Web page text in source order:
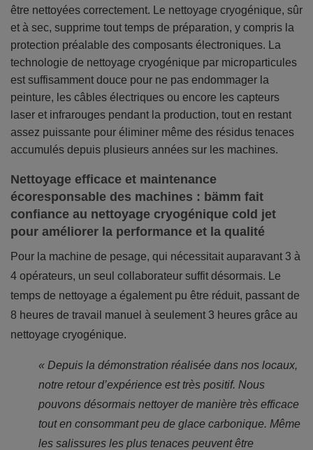
être nettoyées correctement. Le nettoyage cryogénique, sûr
et à sec, supprime tout temps de préparation, y compris la
protection préalable des composants électroniques. La
technologie de nettoyage cryogénique par microparticules
est suffisamment douce pour ne pas endommager la
peinture, les câbles électriques ou encore les capteurs
laser et infrarouges pendant la production, tout en restant
assez puissante pour éliminer même des résidus tenaces
accumulés depuis plusieurs années sur les machines.
Nettoyage efficace et maintenance
écoresponsable des machines : bämm fait
confiance au nettoyage cryogénique cold jet
pour améliorer la performance et la qualité
Pour la machine de pesage, qui nécessitait auparavant 3 à
4 opérateurs, un seul collaborateur suffit désormais. Le
temps de nettoyage a également pu être réduit, passant de
8 heures de travail manuel à seulement 3 heures grâce au
nettoyage cryogénique.
« Depuis la démonstration réalisée dans nos locaux,
notre retour d’expérience est très positif. Nous
pouvons désormais nettoyer de manière très efficace
tout en consommant peu de glace carbonique. Même
les salissures les plus tenaces peuvent être